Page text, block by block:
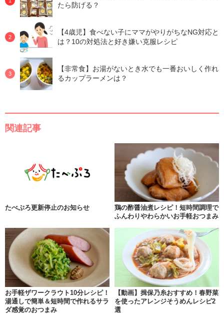
たら防げる？
【4歳児】食べない子にママがやりがちなNG対応と
は？10の対処法と好き嫌い克服レシピ
【非常食】お湯がないとき水でも一番おいしく作れ
るカップラーメンは？
関連記事
たべぷろ更新停止のお知らせ
鶏の酢醤油煮レシピ！短時間調理で
ふんわりやわらかいお手軽おつまみ
お手軽ザワークラウト10分レシピ！
湯通しで簡単＆短時間で作れるサラ
ダ感覚のおつまみ
【動画】揖保乃糸おすすめ！春野菜
を使ったアレンジそうめんレシピ2
選